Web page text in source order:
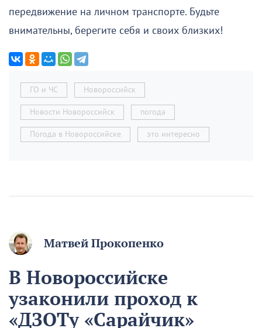
передвижение на личном транспорте. Будьте
внимательны, берегите себя и своих близких!
ГО и ЧС Новороссийск
Новости Новороссийск погода
Погода в Новороссийске это интересно
Матвей Прокопенко
В Новороссийске
узаконили проход к
«ДЗОТу «Сарайчик»